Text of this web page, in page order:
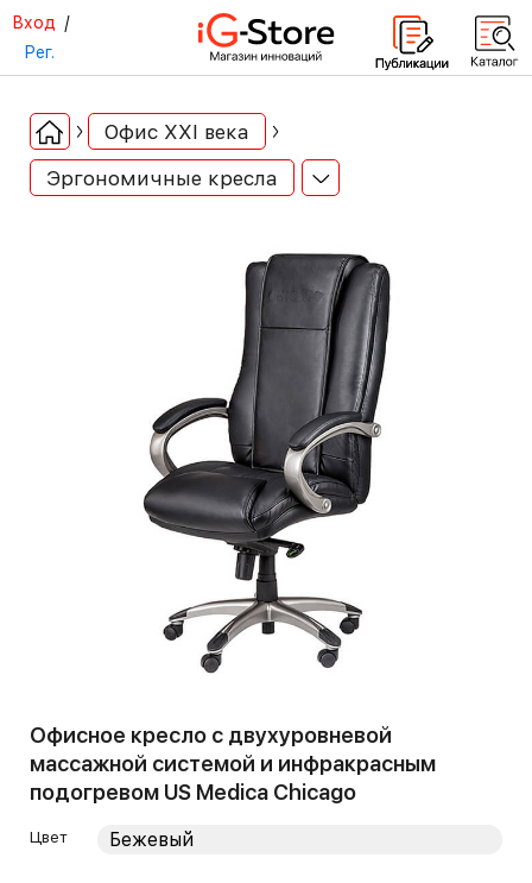
Вход /
Рег.
Офис ХХI века
Эргономичные кресла
Офисное кресло с двухуровневой
массажной системой и инфракрасным
подогревом US Medica Chicago
Цвет